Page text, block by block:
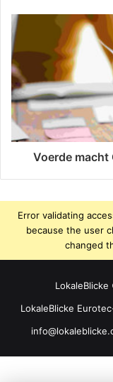
Voerde
Error validating
because the user
changed
LokaleBlicke